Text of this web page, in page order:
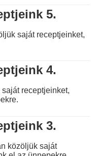
5.
saját receptjeinket,
4.
receptjeinket,
3.
közöljük saját